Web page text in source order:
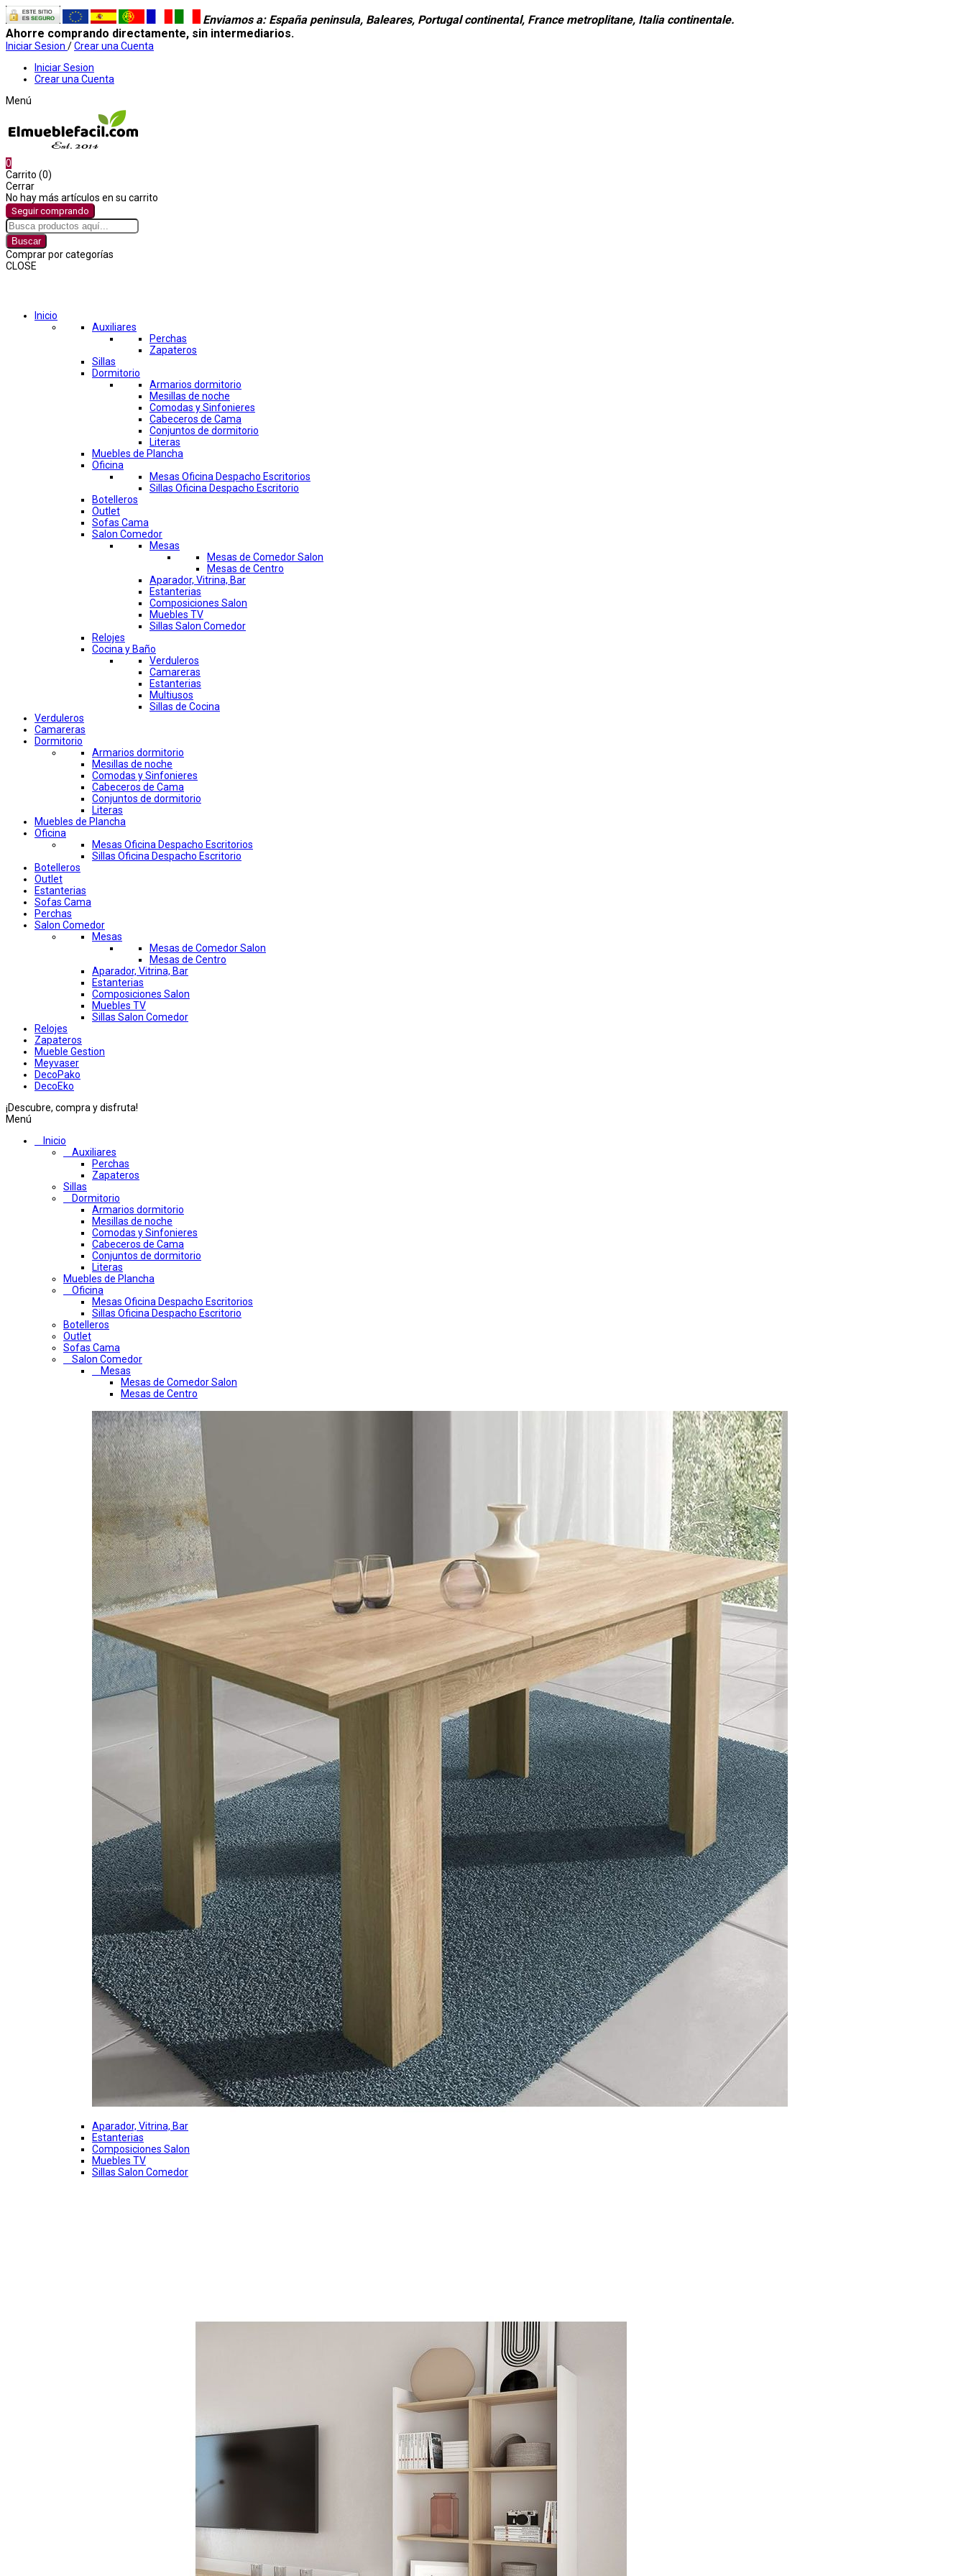
Enviamos a: España peninsula, Baleares, Portugal continental, France metroplitane, Italia continentale.
Ahorre comprando directamente, sin intermediarios.
Iniciar Sesion /Crear una Cuenta
Iniciar Sesion
Crear una Cuenta
Menú
0
Carrito (0)
Cerrar
No hay más artículos en su carrito
Seguir comprando
Buscar
Comprar por categorías
CLOSE
Inicio
Auxiliares
Perchas
Zapateros
Sillas
Dormitorio
Armarios dormitorio
Mesillas de noche
Comodas y Sinfonieres
Cabeceros de Cama
Conjuntos de dormitorio
Literas
Muebles de Plancha
Oficina
Mesas Oficina Despacho Escritorios
Sillas Oficina Despacho Escritorio
Botelleros
Outlet
Sofas Cama
Salon Comedor
Mesas
Mesas de Comedor Salon
Mesas de Centro
Aparador, Vitrina, Bar
Estanterias
Composiciones Salon
Muebles TV
Sillas Salon Comedor
Relojes
Cocina y Baño
Verduleros
Camareras
Estanterias
Multiusos
Sillas de Cocina
Verduleros
Camareras
Dormitorio
Armarios dormitorio
Mesillas de noche
Comodas y Sinfonieres
Cabeceros de Cama
Conjuntos de dormitorio
Literas
Muebles de Plancha
Oficina
Mesas Oficina Despacho Escritorios
Sillas Oficina Despacho Escritorio
Botelleros
Outlet
Estanterias
Sofas Cama
Perchas
Salon Comedor
Mesas
Mesas de Comedor Salon
Mesas de Centro
Aparador, Vitrina, Bar
Estanterias
Composiciones Salon
Muebles TV
Sillas Salon Comedor
Relojes
Zapateros
Mueble Gestion
Meyvaser
DecoPako
DecoEko
¡Descubre, compra y disfruta!
Menú
Inicio
Auxiliares
Perchas
Zapateros
Sillas
Dormitorio
Armarios dormitorio
Mesillas de noche
Comodas y Sinfonieres
Cabeceros de Cama
Conjuntos de dormitorio
Literas
Muebles de Plancha
Oficina
Mesas Oficina Despacho Escritorios
Sillas Oficina Despacho Escritorio
Botelleros
Outlet
Sofas Cama
Salon Comedor
Mesas
Mesas de Comedor Salon
Mesas de Centro
Aparador, Vitrina, Bar
Estanterias
Composiciones Salon
Muebles TV
Sillas Salon Comedor